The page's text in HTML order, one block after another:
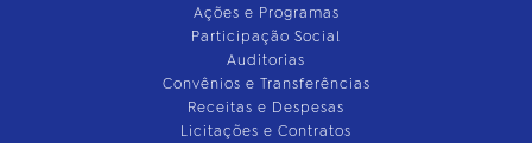
Ações e Programas
Participação Social
Auditorias
Convênios e Transferências
Receitas e Despesas
Licitações e Contratos